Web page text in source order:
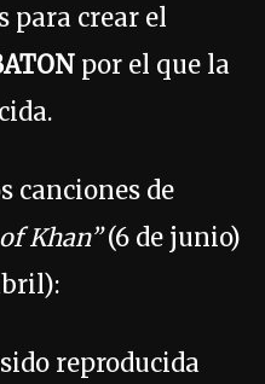
para crear el
por el que la
canciones de
Khan”(6 de junio)
reproducida